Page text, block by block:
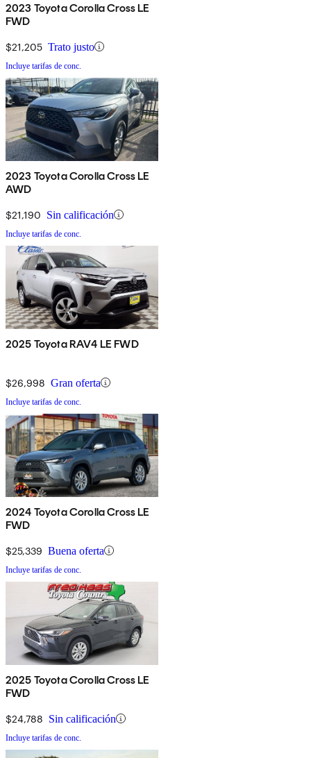
2023 Toyota Corolla Cross LE
FWD
$21,205 Trato justo
Incluye tarifas de conc.
2023 Toyota Corolla Cross LE
AWD
$21,190 Sin calificación
Incluye tarifas de conc.
2025 Toyota RAV4 LE FWD
$26,998 Gran oferta
Incluye tarifas de conc.
2024 Toyota Corolla Cross LE
FWD
$25,339 Buena oferta
Incluye tarifas de conc.
2025 Toyota Corolla Cross LE
FWD
$24,788 Sin calificación
Incluye tarifas de conc.